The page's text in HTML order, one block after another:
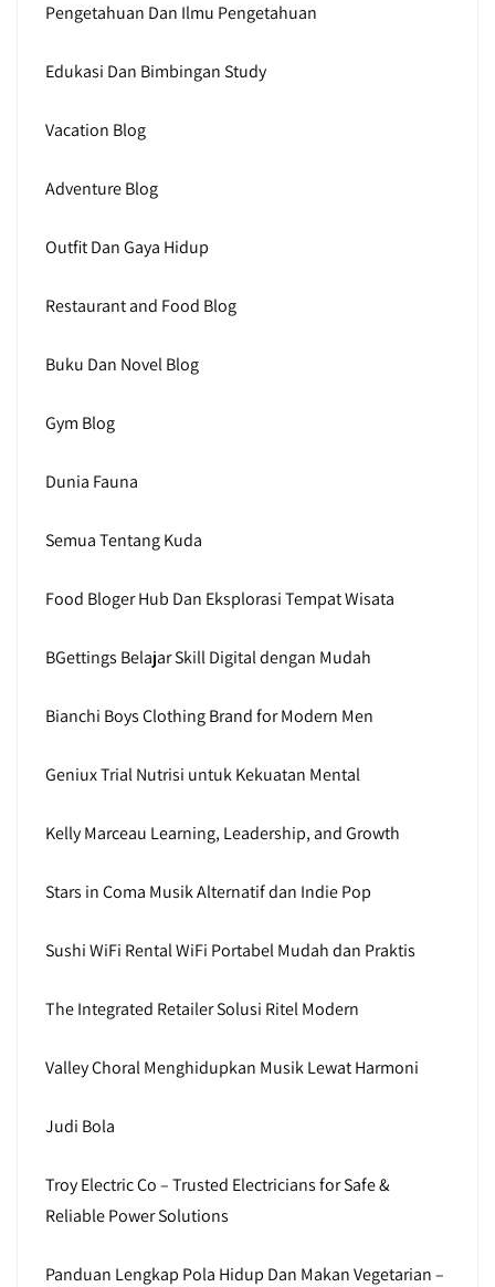
Pengetahuan Dan Ilmu Pengetahuan
Edukasi Dan Bimbingan Study
Vacation Blog
Adventure Blog
Outfit Dan Gaya Hidup
Restaurant and Food Blog
Buku Dan Novel Blog
Gym Blog
Dunia Fauna
Semua Tentang Kuda
Food Bloger Hub Dan Eksplorasi Tempat Wisata
BGettings Belajar Skill Digital dengan Mudah
Bianchi Boys Clothing Brand for Modern Men
Geniux Trial Nutrisi untuk Kekuatan Mental
Kelly Marceau Learning, Leadership, and Growth
Stars in Coma Musik Alternatif dan Indie Pop
Sushi WiFi Rental WiFi Portabel Mudah dan Praktis
The Integrated Retailer Solusi Ritel Modern
Valley Choral Menghidupkan Musik Lewat Harmoni
Judi Bola
Troy Electric Co – Trusted Electricians for Safe &
Reliable Power Solutions
Panduan Lengkap Pola Hidup Dan Makan Vegetarian –